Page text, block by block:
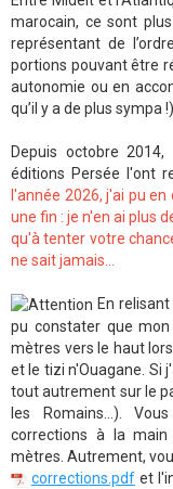
marocain, ce sont
représentant de
portions pouvant être
autonomie ou en
qu’il y a de plus sympa
Depuis octobre
éditions Persée l'ont
l'année 2026, j'ai pu
une fin : je n'en ai plus
qu'à tenter votre
ne sait jamais...
En
pu constater que
mètres vers le haut
et le tizi n'Ouagane. Si
tout autrement sur le
les Romains...).
corrections à la
mètres. Autrement,
corrections.pdfet